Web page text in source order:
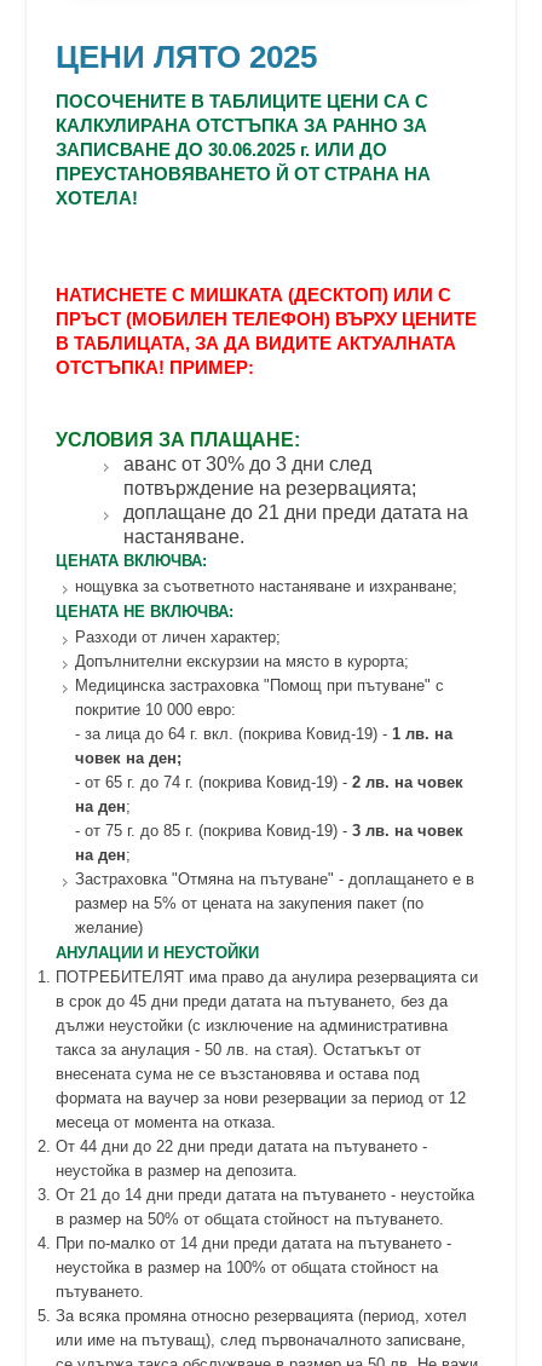
ЦЕНИ ЛЯТО 2025
ПОСОЧЕНИТЕ В ТАБЛИЦИТЕ ЦЕНИ СА С
КАЛКУЛИРАНА ОТСТЪПКА ЗА РАННО ЗА
ЗАПИСВАНЕДО 30.06.2025 г. ИЛИ ДО
ПРЕУСТАНОВЯВАНЕТО Й ОТ СТРАНА НА
ХОТЕЛА!
НАТИСНЕТЕ С МИШКАТА (ДЕСКТОП) ИЛИ С
ПРЪСТ (МОБИЛЕН ТЕЛЕФОН) ВЪРХУ ЦЕНИТЕ
В ТАБЛИЦАТА, ЗА ДА ВИДИТЕ АКТУАЛНАТА
ОТСТЪПКА! ПРИМЕР:
УСЛОВИЯ ЗА ПЛАЩАНЕ:
аванс от 30% до 3 дни след
потвърждение на резервацията;
доплащане до 21 дни преди датата на
настаняване.
ЦЕНАТА ВКЛЮЧВА:
нощувка за съответното настаняване и изхранване;
ЦЕНАТА НЕ ВКЛЮЧВА:
Разходи от личен характер;
Допълнителни екскурзии на място в курорта;
Медицинска застраховка "Помощ при пътуване" с
покритие 10 000 еврo:
- за лица до 64 г. вкл. (покрива Ковид-19) - 1 лв. на
човек на ден;
- от 65 г. до 74 г. (покрива Ковид-19) -2 лв. на човек
на ден;
- от 75 г. до 85 г. (покрива Ковид-19) -3 лв. на човек
на ден;
Застраховка "Отмяна на пътуване" - доплащането е в
размер на 5% от цената на закупения пакет (по
желание)
АНУЛАЦИИ И НЕУСТОЙКИ
ПОТРЕБИТЕЛЯТ има право да анулира резервацията си
в срок до 45 дни преди датата на пътуването, без да
дължи неустойки (с изключение на административна
такса за анулация - 50 лв. на стая). Остатъкът от
внесената сума не се възстановява и остава под
формата на ваучер за нови резервации за период от 12
месеца от момента на отказа.
От 44 дни до 22 дни преди датата на пътуването -
неустойка в размер на депозита.
От 21 до 14 дни преди датата на пътуването - неустойка
в размер на 50% от общата стойност на пътуването.
При по-малко от 14 дни преди датата на пътуването -
неустойка в размер на 100% от общата стойност на
пътуването.
За всяка промяна относно резервацията (период, хотел
или име на пътуващ), след първоначалното записване,